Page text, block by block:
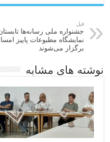
قبل
جشنواره ملی رسانه‌ها
نمایشگاه مطبوعات پاییز
برگزار می‌شوند
نوشته های مشابه